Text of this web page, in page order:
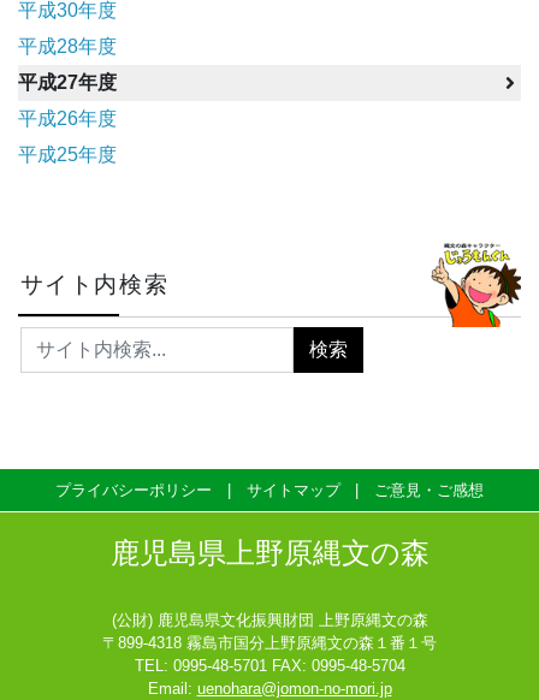
平成30年度
平成28年度
平成27年度
平成26年度
平成25年度
サイト内検索
プライバシーポリシー サイトマップ ご意見・ご感想
鹿児島県上野原縄文の森
(公財) 鹿児島県文化振興財団 上野原縄文の森
〒899-4318 霧島市国分上野原縄文の森１番１号
TEL: 0995-48-5701 FAX: 0995-48-5704
Email: uenohara@jomon-no-mori.jp